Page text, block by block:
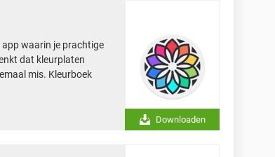
app waarin je prachtige
dat kleurplaten
mis. Kleurboek
Downloaden